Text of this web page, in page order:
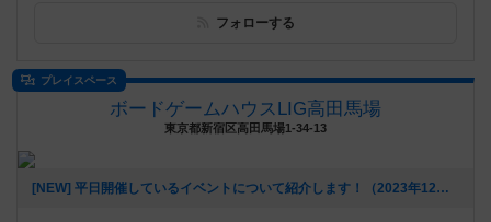
フォローする
プレイスペース
ボードゲームハウスLIG高田馬場
東京都新宿区高田馬場1-34-13
[NEW] 平日開催しているイベントについて紹介します！（2023年12月07日 17時20分）